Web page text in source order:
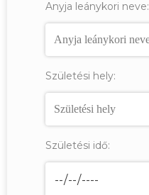
Anyja leánykori neve:
Születési hely:
Születési idő: